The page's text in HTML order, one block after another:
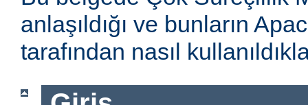
anlaşıldığı ve bunların
tarafından nasıl